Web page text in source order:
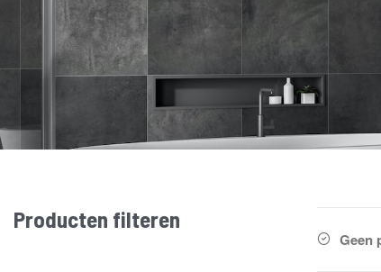
Geen
Producten filteren